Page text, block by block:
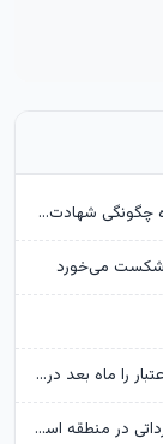
خانواده شهید لاریجانی: از اظهارات شتاب‌زده درباره چگونگی شهادت اجتناب کنید
شکست می‌خورد
زمانبندی شارژ کالابرگ تغییر کرد/ برخی خانوارها اعتبار را ماه بعد دریافت می‌کنند
ابن‌الرضا: فناوری بومی ایران، برتر از هر سامانه وارداتی در منطقه است